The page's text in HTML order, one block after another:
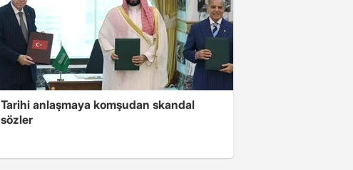
Tarihi anlaşmaya komşudan skandal
sözler